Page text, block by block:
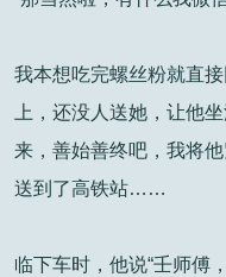
我本想吃完螺丝粉就直
上，还没人送她，让他
来，善始善终吧，我将
送到了高铁站……
临下车时，他说“壬师傅